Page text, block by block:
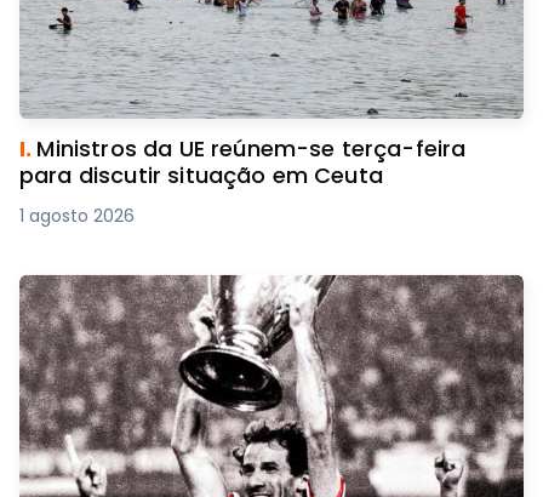
I. Ministros da UE reúnem-se terça-feira
para discutir situação em Ceuta
1 agosto 2026